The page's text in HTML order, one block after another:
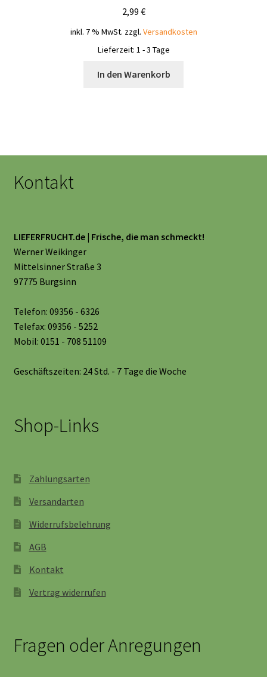
2,99 €
inkl. 7 % MwSt. zzgl. Versandkosten
Lieferzeit: 1 - 3 Tage
In den Warenkorb
Kontakt
LIEFERFRUCHT.de | Frische, die man schmeckt!
Werner Weikinger
Mittelsinner Straße 3
97775 Burgsinn
Telefon: 09356 - 6326
Telefax: 09356 - 5252
Mobil: 0151 - 708 51109
Geschäftszeiten: 24 Std. - 7 Tage die Woche
Shop-Links
Zahlungsarten
Versandarten
Widerrufsbelehrung
AGB
Kontakt
Vertrag widerrufen
Fragen oder Anregungen